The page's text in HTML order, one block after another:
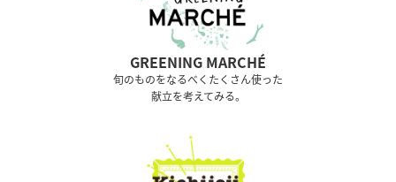
GREENING MARCHÉ
旬のものをなるべくたくさん使った
献立を考えてみる。